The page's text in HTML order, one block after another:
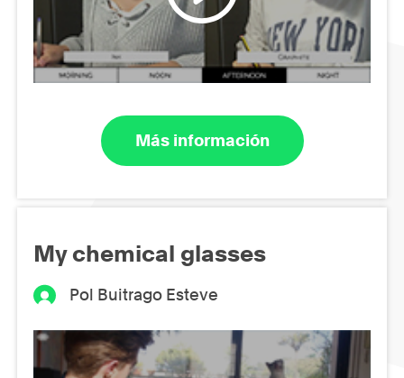
Más información
My chemical glasses
Pol Buitrago Esteve